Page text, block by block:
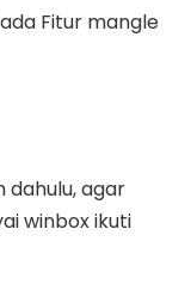
Fitur mangle
dahulu, agar
winbox ikuti